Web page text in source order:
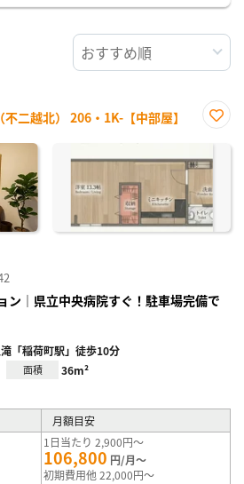
二越北） 206・1K-【中部屋】
に入
り登
録
ン｜県立中央病院すぐ！駐車場完備で
「稲荷町駅」徒歩10分
面積 36m²
月額目安
1日当たり 2,900円～
106,800 円/月～
初期費用他 22,000円～